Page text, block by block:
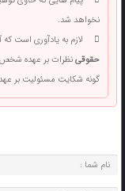
نخواهد شد.
لازم به یادآوری است
حقوقینظرات بر عهده شخص
گونه شکایت مسئولیت بر